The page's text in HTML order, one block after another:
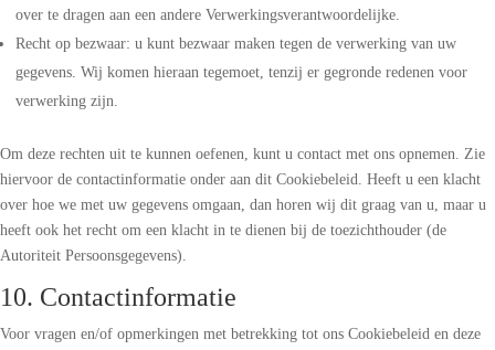
over te dragen aan een andere Verwerkingsverantwoordelijke.
Recht op bezwaar: u kunt bezwaar maken tegen de verwerking van uw
gegevens. Wij komen hieraan tegemoet, tenzij er gegronde redenen voor
verwerking zijn.
Om deze rechten uit te kunnen oefenen, kunt u contact met ons opnemen. Zie
hiervoor de contactinformatie onder aan dit Cookiebeleid. Heeft u een klacht
over hoe we met uw gegevens omgaan, dan horen wij dit graag van u, maar u
heeft ook het recht om een klacht in te dienen bij de toezichthouder (de
Autoriteit Persoonsgegevens).
10. Contactinformatie
Voor vragen en/of opmerkingen met betrekking tot ons Cookiebeleid en deze